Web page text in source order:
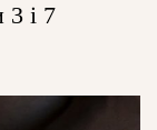
3 і 7